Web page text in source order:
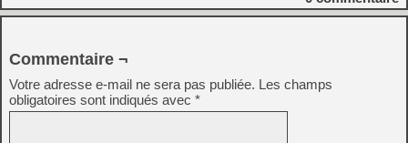
Commentaire ¬
Votre adresse e-mail ne sera pas publiée. Les champs
obligatoires sont indiqués avec *